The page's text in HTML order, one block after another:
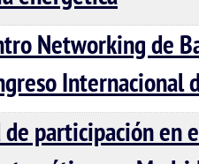
Networking de
Internacional
de participación en